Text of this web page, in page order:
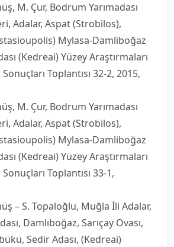
M. Çur, Bodrum Yarımadası
Adalar, Aspat (Strobilos),
Mylasa-Damliboğaz
(Kedreai) Yüzey Araştırmaları
Toplantısı 32-2, 2015,
M. Çur, Bodrum Yarımadası
Adalar, Aspat (Strobilos),
Mylasa-Damliboğaz
(Kedreai) Yüzey Araştırmaları
Toplantısı 33-1,
– S. Topaloğlu, Muğla İli Adalar,
Damlıboğaz, Sarıçay Ovası,
Sedir Adası, (Kedreai)